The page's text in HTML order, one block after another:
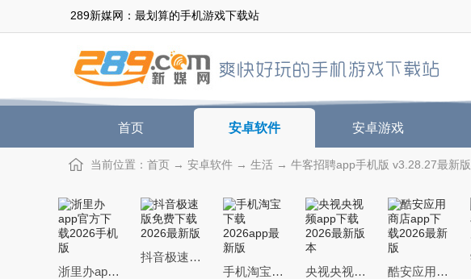
289新媒网：最划算的手机游戏下载站
首页 安卓软件 安卓游戏
当前位置： 首页 → 安卓软件 → 生活 → 牛客招聘app手机版 v3.28.27最新版
浙里办app官方下载2026手机版
抖音极速版免费下载2026最新版
手机淘宝下载2026app最新版
央视央视频app下载2026最新版本 酷安应用商店app下载2026最新版